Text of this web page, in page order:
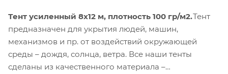
Тент усиленный 8х12 м, плотность 100 гр/м2.Тент
предназначен для укрытия людей, машин,
механизмов и пр. от воздействий окружающей
среды – дождя, солнца, ветра. Все наши тенты
сделаны из качественного материала –